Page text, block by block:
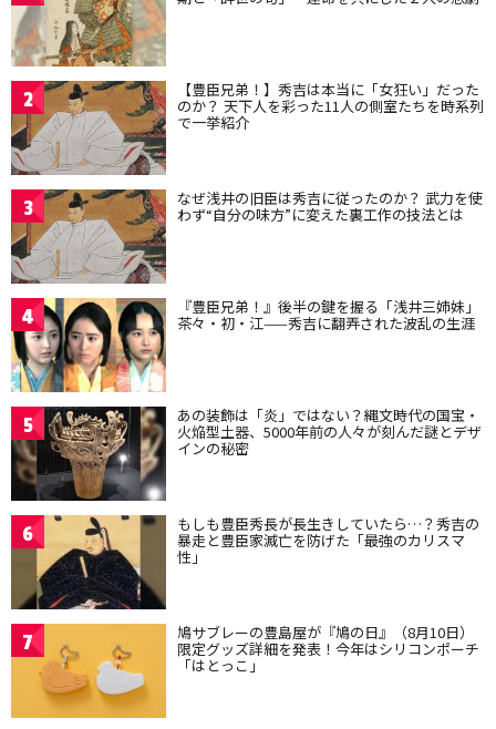
2 【豊臣兄弟！】秀吉は本当に「女狂い」だった
のか？ 天下人を彩った11人の側室たちを時系列
で一挙紹介
3 なぜ浅井の旧臣は秀吉に従ったのか？ 武力を使
わず“自分の味方”に変えた裏工作の技法とは
4 『豊臣兄弟！』後半の鍵を握る「浅井三姉妹」
茶々・初・江——秀吉に翻弄された波乱の生涯
5 あの装飾は「炎」ではない？縄文時代の国宝・
火焔型土器、5000年前の人々が刻んだ謎とデザ
インの秘密
6 もしも豊臣秀長が長生きしていたら…？秀吉の
暴走と豊臣家滅亡を防げた「最強のカリスマ
性」
7 鳩サブレーの豊島屋が『鳩の日』（8月10日）
限定グッズ詳細を発表！今年はシリコンポーチ
「はとっこ」